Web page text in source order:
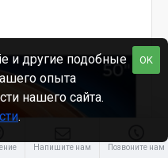
Напишите нам Позвоните нам
OK
и другие подобные
опыта
нашего сайта.
.